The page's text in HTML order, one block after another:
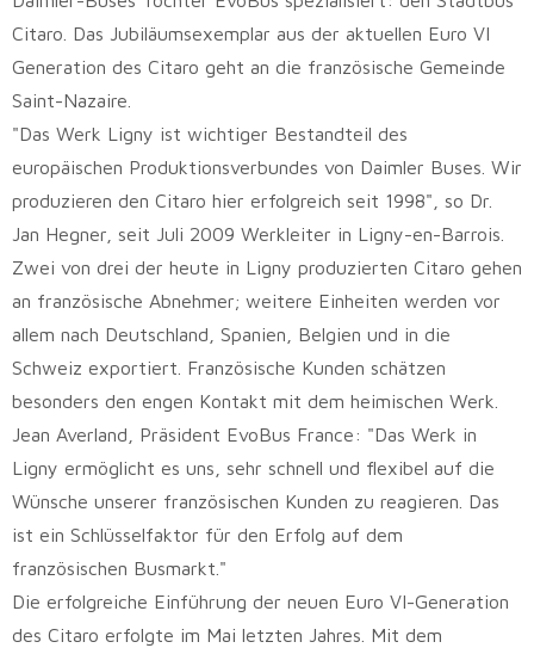
Citaro. Das Jubiläumsexemplar aus der aktuellen Euro VI
Generation des Citaro geht an die französische Gemeinde
Saint-Nazaire.
"Das Werk Ligny ist wichtiger Bestandteil des
europäischen Produktionsverbundes von Daimler Buses. Wir
produzieren den Citaro hier erfolgreich seit 1998", so Dr.
Jan Hegner, seit Juli 2009 Werkleiter in Ligny-en-Barrois.
Zwei von drei der heute in Ligny produzierten Citaro gehen
an französische Abnehmer; weitere Einheiten werden vor
allem nach Deutschland, Spanien, Belgien und in die
Schweiz exportiert. Französische Kunden schätzen
besonders den engen Kontakt mit dem heimischen Werk.
Jean Averland, Präsident EvoBus France: "Das Werk in
Ligny ermöglicht es uns, sehr schnell und flexibel auf die
Wünsche unserer französischen Kunden zu reagieren. Das
ist ein Schlüsselfaktor für den Erfolg auf dem
französischen Busmarkt."
Die erfolgreiche Einführung der neuen Euro VI-Generation
des Citaro erfolgte im Mai letzten Jahres. Mit dem